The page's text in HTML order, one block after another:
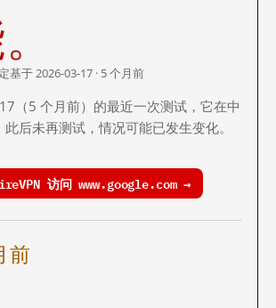
基于 2026-03-17 · 5 个月前
（5 个月前）的最近一次测试，它在中
后未再测试，情况可能已发生变化。
访问 www.google.com →
前